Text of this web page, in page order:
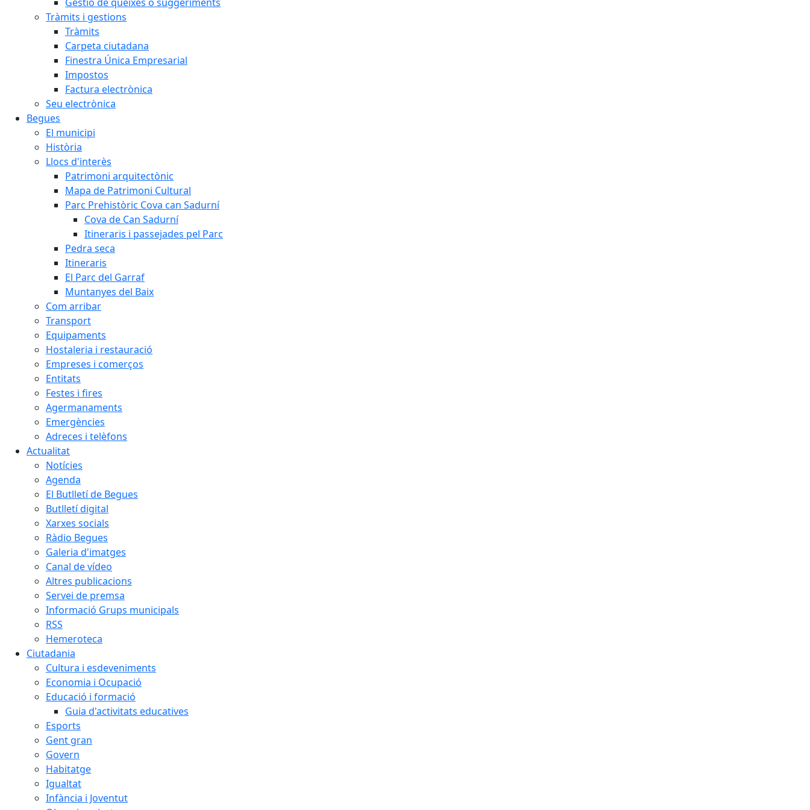
Tràmits i gestions
Tràmits
Carpeta ciutadana
Finestra Única Empresarial
Impostos
Factura electrònica
Seu electrònica
Begues
El municipi
Història
Llocs d'interès
Patrimoni arquitectònic
Mapa de Patrimoni Cultural
Parc Prehistòric Cova can Sadurní
Cova de Can Sadurní
Itineraris i passejades pel Parc
Pedra seca
Itineraris
El Parc del Garraf
Muntanyes del Baix
Com arribar
Transport
Equipaments
Hostaleria i restauració
Empreses i comerços
Entitats
Festes i fires
Agermanaments
Emergències
Adreces i telèfons
Actualitat
Notícies
Agenda
El Butlletí de Begues
Butlletí digital
Xarxes socials
Ràdio Begues
Galeria d'imatges
Canal de vídeo
Altres publicacions
Servei de premsa
Informació Grups municipals
RSS
Hemeroteca
Ciutadania
Cultura i esdeveniments
Economia i Ocupació
Educació i formació
Guia d'activitats educatives
Esports
Gent gran
Govern
Habitatge
Igualtat
Infància i Joventut